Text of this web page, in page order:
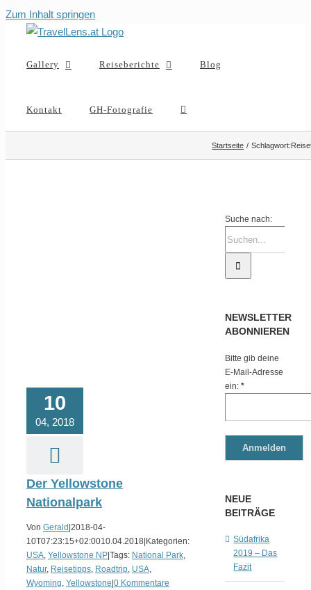
Zum Inhalt springen
Gallery Reiseberichte Blog
Kontakt GH-Fotografie
Startseite Schlagwort:
10
04, 2018
Der Yellowstone
Nationalpark
Von Gerald 2018-04-
10T07:23:15+02:0010.04.2018 Kategorien:
USA, Yellowstone NP Tags: National Park,
Natur, Reisetipps, Roadtrip, USA,
Wyoming, Yellowstone 0 Kommentare
Suche nach:
NEWSLETTER
ABONNIEREN
Bitte gib deine
E-Mail-Adresse
ein:*
NEUE
BEITRÄGE
Südafrika
2019 – Das
Fazit